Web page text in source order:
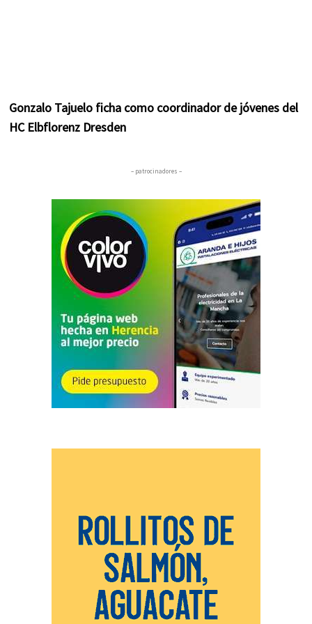
Gonzalo Tajuelo ficha como coordinador de jóvenes del
HC Elbflorenz Dresden
– patrocinadores –